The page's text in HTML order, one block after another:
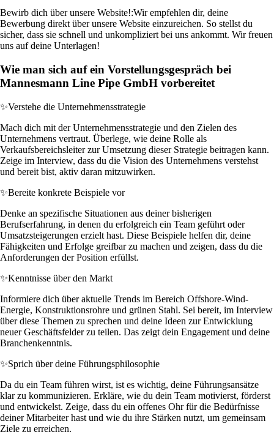
Bewirb dich über unsere Website!:Wir empfehlen dir, deine
Bewerbung direkt über unsere Website einzureichen. So stellst du
sicher, dass sie schnell und unkompliziert bei uns ankommt. Wir freuen
uns auf deine Unterlagen!
Wie man sich auf ein Vorstellungsgespräch bei
Mannesmann Line Pipe GmbH vorbereitet
✨Verstehe die Unternehmensstrategie
Mach dich mit der Unternehmensstrategie und den Zielen des
Unternehmens vertraut. Überlege, wie deine Rolle als
Verkaufsbereichsleiter zur Umsetzung dieser Strategie beitragen kann.
Zeige im Interview, dass du die Vision des Unternehmens verstehst
und bereit bist, aktiv daran mitzuwirken.
✨Bereite konkrete Beispiele vor
Denke an spezifische Situationen aus deiner bisherigen
Berufserfahrung, in denen du erfolgreich ein Team geführt oder
Umsatzsteigerungen erzielt hast. Diese Beispiele helfen dir, deine
Fähigkeiten und Erfolge greifbar zu machen und zeigen, dass du die
Anforderungen der Position erfüllst.
✨Kenntnisse über den Markt
Informiere dich über aktuelle Trends im Bereich Offshore-Wind-
Energie, Konstruktionsrohre und grünen Stahl. Sei bereit, im Interview
über diese Themen zu sprechen und deine Ideen zur Entwicklung
neuer Geschäftsfelder zu teilen. Das zeigt dein Engagement und deine
Branchenkenntnis.
✨Sprich über deine Führungsphilosophie
Da du ein Team führen wirst, ist es wichtig, deine Führungsansätze
klar zu kommunizieren. Erkläre, wie du dein Team motivierst, förderst
und entwickelst. Zeige, dass du ein offenes Ohr für die Bedürfnisse
deiner Mitarbeiter hast und wie du ihre Stärken nutzt, um gemeinsam
Ziele zu erreichen.